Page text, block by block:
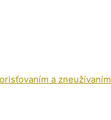
a zneužívaním